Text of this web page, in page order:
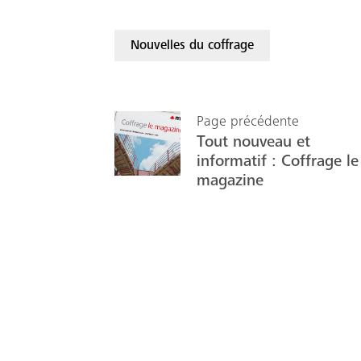
Nouvelles du coffrage
Page précédente
Tout nouveau et
informatif : Coffrage le
magazine